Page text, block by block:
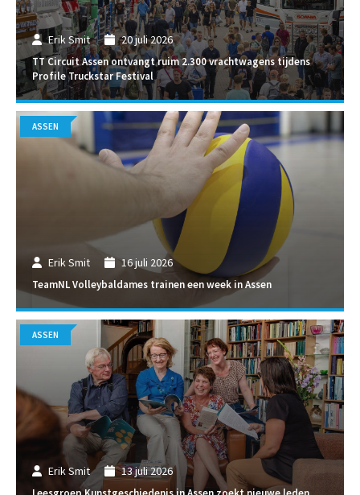
Erik Smit 20 juli 2026
TT Circuit Assen ontvangt ruim 2.300 vrachtwagens tijdens
Profile Truckstar Festival
Erik Smit 16 juli 2026
TeamNL Volleybaldames trainen een week in Assen
ASSEN
Erik Smit 13 juli 2026
ASSEN